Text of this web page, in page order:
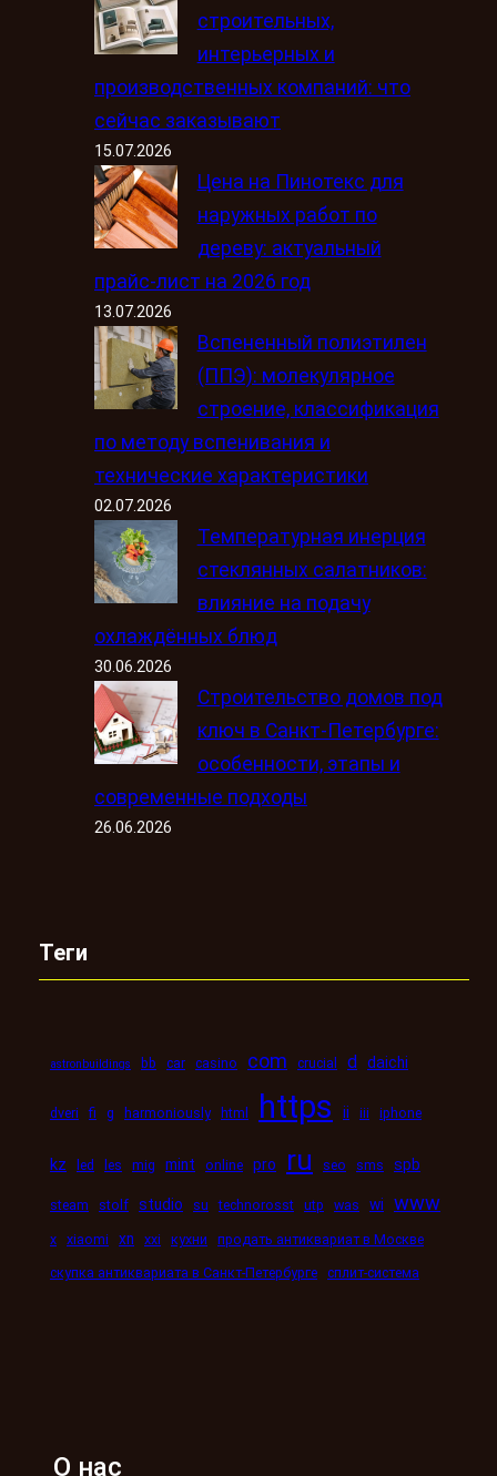
строительных,
интерьерных и
производственных компаний: что
сейчас заказывают
15.07.2026
Цена на Пинотекс для
наружных работ по
дереву: актуальный
прайс-лист на 2026 год
13.07.2026
Вспененный полиэтилен
(ППЭ): молекулярное
строение, классификация
по методу вспенивания и
технические характеристики
02.07.2026
Температурная инерция
стеклянных салатников:
влияние на подачу
охлаждённых блюд
30.06.2026
Строительство домов под
ключ в Санкт-Петербурге:
особенности, этапы и
современные подходы
26.06.2026
Теги
astronbuildings bb car casino com crucial d daichi
dveri fi g harmoniously html https ii iii iphone
kz led les mig mint online pro ru seo sms spb
steam stolf studio su technorosst utp was wi www
x xiaomi xn xxi кухни
продать антиквариат в Москве
скупка антиквариата в Санкт-Петербурге сплит-система
О нас